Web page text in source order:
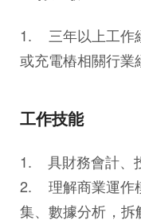
1. 三年以上工作
或充電樁相關行業
工作技能
1. 具財務會計、
2. 理解商業運作
集、數據分析，拆